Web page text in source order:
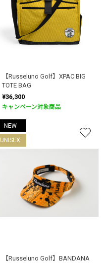
【Russeluno Golf】XPAC BIG
TOTE BAG
¥36,300
キャンペーン対象商品
NEW
UNISEX
【Russeluno Golf】BANDANA